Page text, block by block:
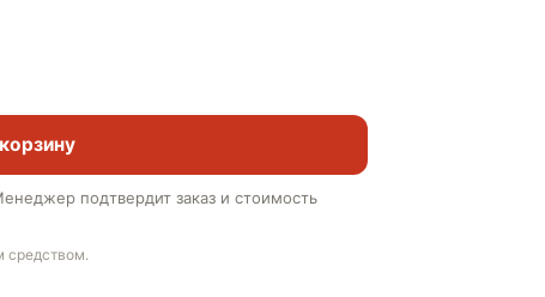
подтвердит заказ и стоимость
средством.